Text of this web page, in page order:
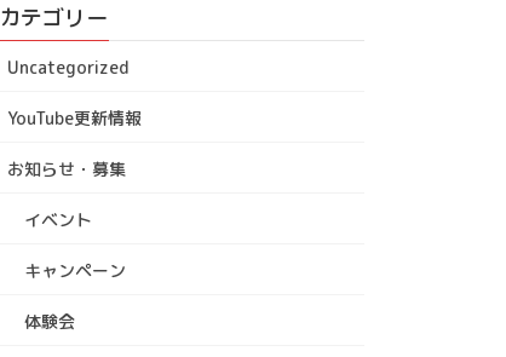
カテゴリー
Uncategorized
YouTube更新情報
お知らせ・募集
イベント
キャンペーン
体験会